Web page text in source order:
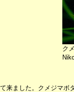
ク
来ました。クメジマ